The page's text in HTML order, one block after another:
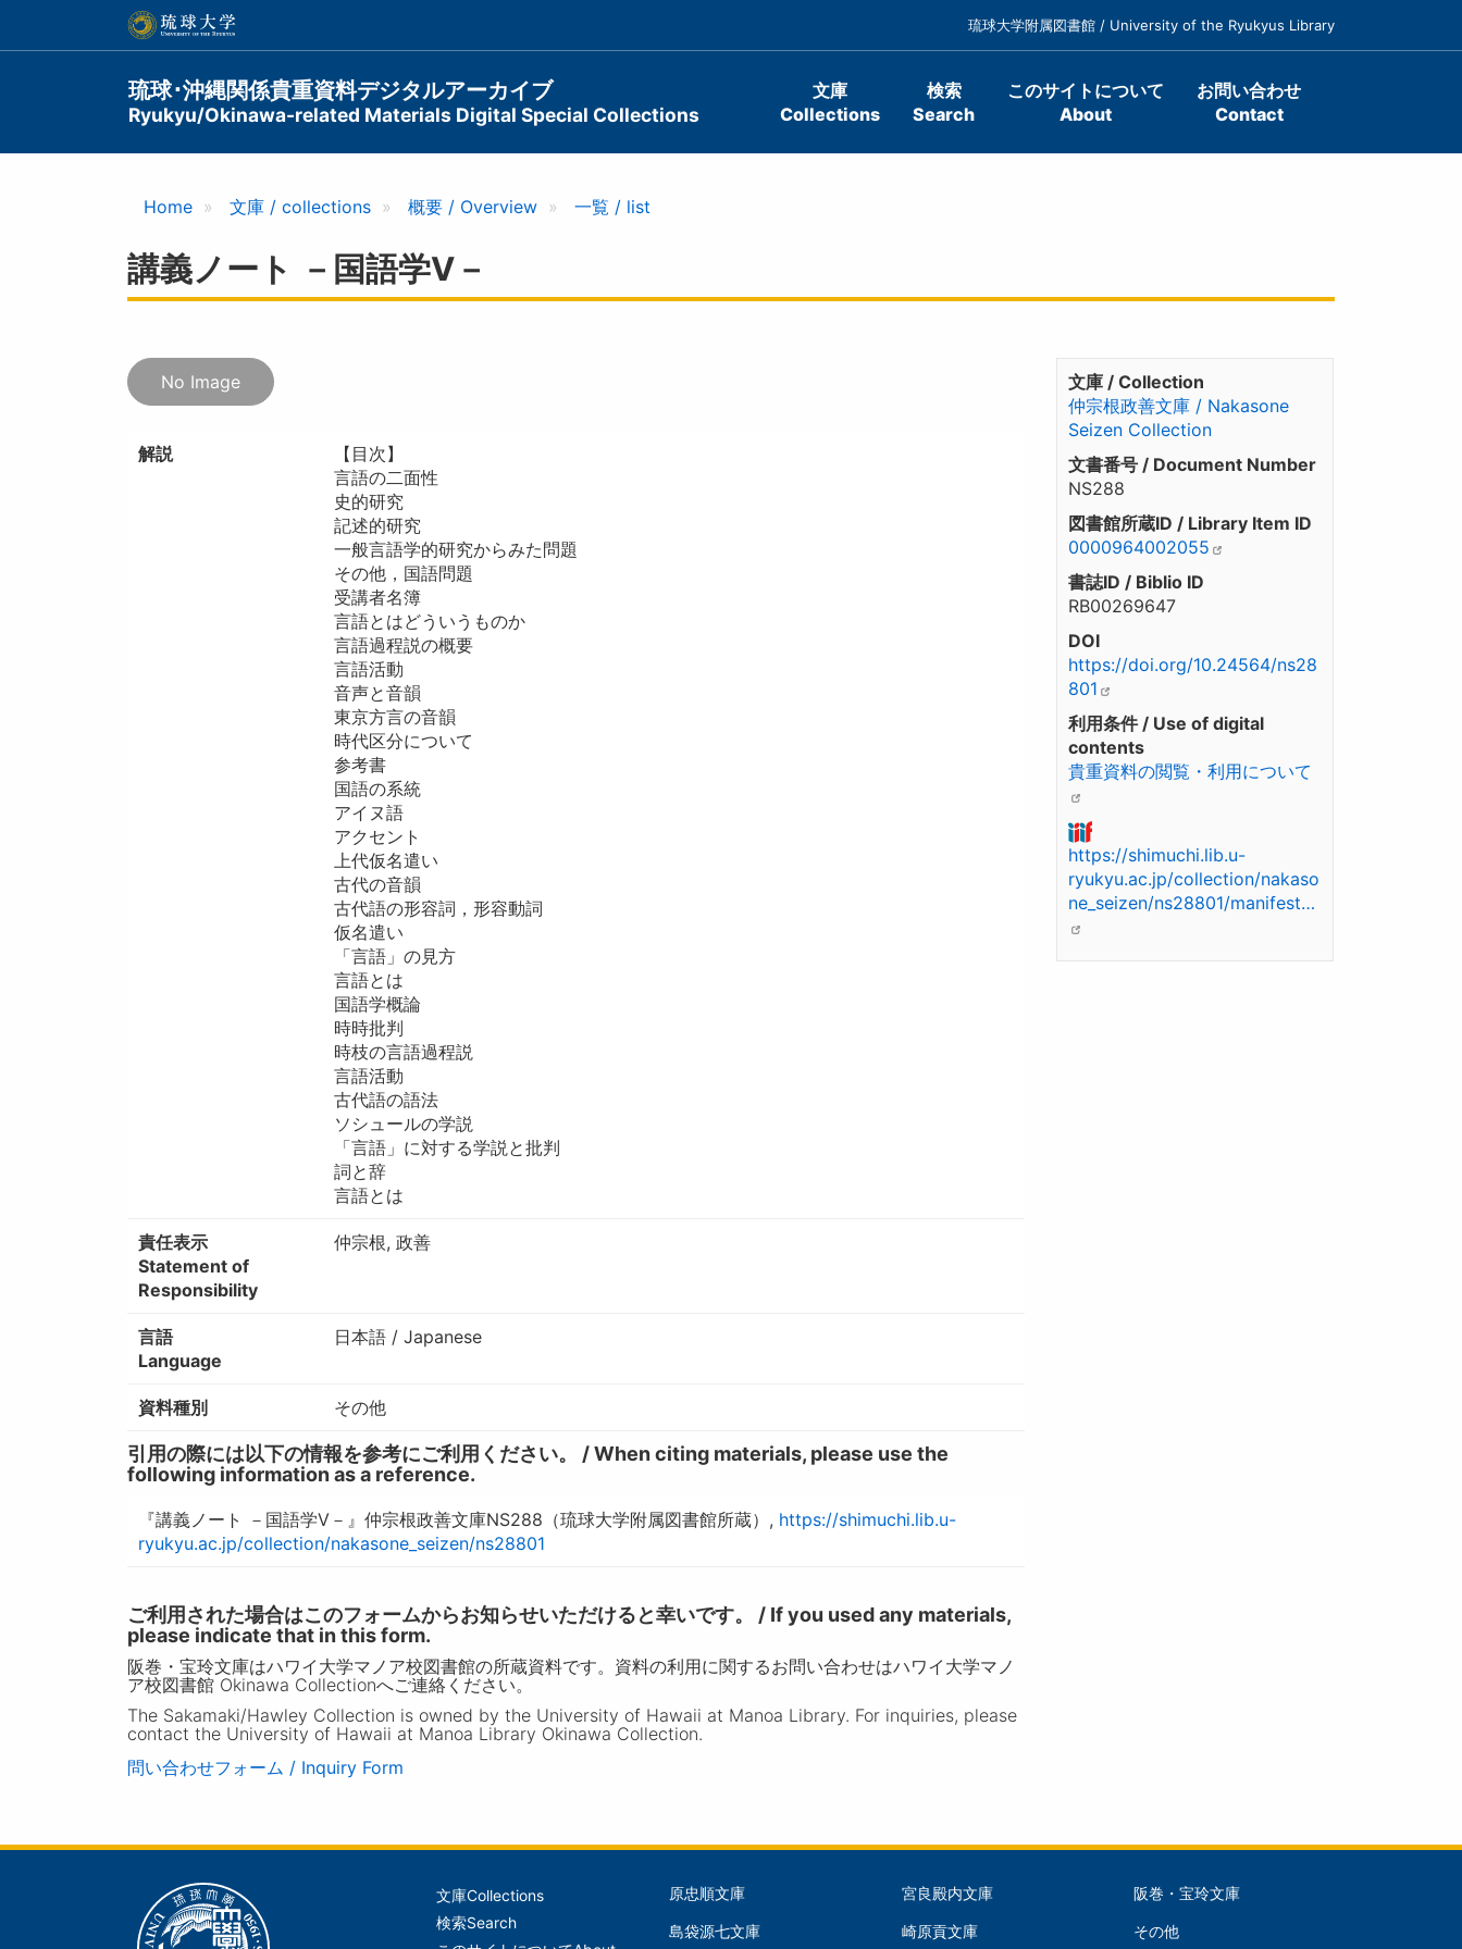
ン
琉球大学附属図書館 / University of the Ryukyus Library
琉球･沖縄関係貴重資料デジタルアーカイブ
Ryukyu/Okinawa-related Materials Digital Special Collections
Main
navigation
文庫
Collections
検索
Search
このサイトについて
About
お問い合わせ
Contact
Home 文庫 / collections 概要 / Overview 一覧 / list
講義ノート －国語学V－
No Image
解説
【目次】
言語の二面性
史的研究
記述的研究
一般言語学的研究からみた問題
その他，国語問題
受講者名簿
言語とはどういうものか
言語過程説の概要
言語活動
音声と音韻
東京方言の音韻
時代区分について
参考書
国語の系統
アイヌ語
アクセント
上代仮名遣い
古代の音韻
古代語の形容詞，形容動詞
仮名遣い
「言語」の見方
言語とは
国語学概論
時時批判
時枝の言語過程説
言語活動
古代語の語法
ソシュールの学説
「言語」に対する学説と批判
詞と辞
言語とは
責任表示
Statement of
Responsibility
仲宗根, 政善
言語
Language
日本語 / Japanese
資料種別 その他
引用の際には以下の情報を参考にご利用ください。 / When citing materials, please use the
following information as a reference.
『講義ノート －国語学V－』仲宗根政善文庫NS288（琉球大学附属図書館所蔵）, https://shimuchi.lib.u-
ryukyu.ac.jp/collection/nakasone_seizen/ns28801
ご利用された場合はこのフォームからお知らせいただけると幸いです。 / If you used any materials,
please indicate that in this form.
阪巻・宝玲文庫はハワイ大学マノア校図書館の所蔵資料です。資料の利用に関するお問い合わせはハワイ大学マノ
ア校図書館 Okinawa Collectionへご連絡ください。
The Sakamaki/Hawley Collection is owned by the University of Hawaii at Manoa Library. For inquiries, please
contact the University of Hawaii at Manoa Library Okinawa Collection.
問い合わせフォーム / Inquiry Form
文庫 / Collection
仲宗根政善文庫 / Nakasone
Seizen Collection
文書番号 / Document Number
NS288
図書館所蔵ID / Library Item ID
0000964002055
書誌ID / Biblio ID
RB00269647
DOI
https://doi.org/10.24564/ns28
801
利用条件 / Use of digital
contents
貴重資料の閲覧・利用について
https://shimuchi.lib.u-
ryukyu.ac.jp/collection/nakaso
ne_seizen/ns28801/manifest…
メ
文庫Collections
検索Search
文
原忠順文庫
島袋源七文庫
文
宮良殿内文庫
崎原貢文庫
文
阪巻・宝玲文庫
その他